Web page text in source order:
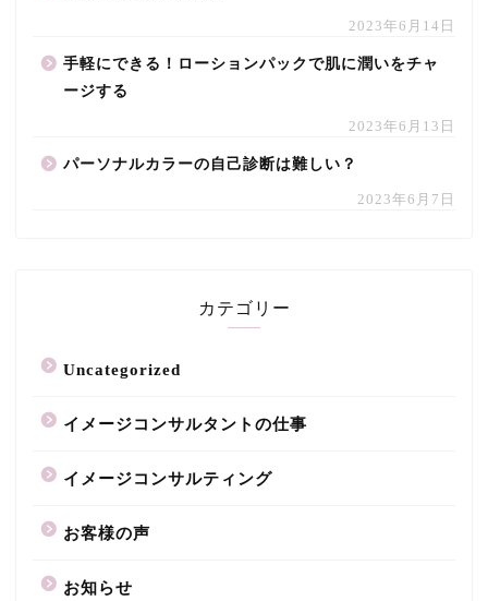
2023年6月14日
手軽にできる！ローションパックで肌に潤いをチャ
ージする
2023年6月13日
パーソナルカラーの自己診断は難しい？
2023年6月7日
カテゴリー
Uncategorized
イメージコンサルタントの仕事
イメージコンサルティング
お客様の声
お知らせ